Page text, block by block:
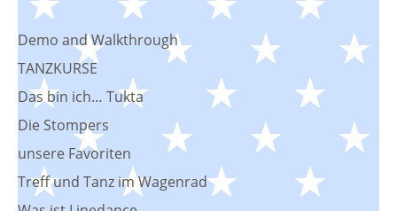
Demo and Walkthrough
TANZKURSE
Das bin ich… Tukta
Die Stompers
unsere Favoriten
Treff und Tanz im Wagenrad